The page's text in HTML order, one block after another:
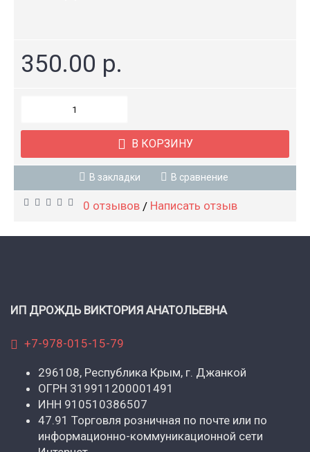
350.00 р.
В КОРЗИНУ
В закладки В сравнение
0 отзывов / Написать отзыв
ИП ДРОЖДЬ ВИКТОРИЯ АНАТОЛЬЕВНА
+7-978-015-15-79
296108, Республика Крым, г. Джанкой
ОГРН 319911200001491
ИНН 910510386507
47.91 Торговля розничная по почте или по
информационно-коммуникационной сети